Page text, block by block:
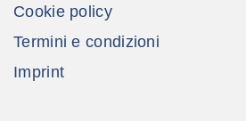
Cookie policy
Termini e condizioni
Imprint